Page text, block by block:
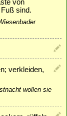
von
sind.
verkleiden,
wollen sie